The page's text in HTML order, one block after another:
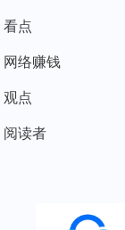
看点
网络赚钱
观点
阅读者